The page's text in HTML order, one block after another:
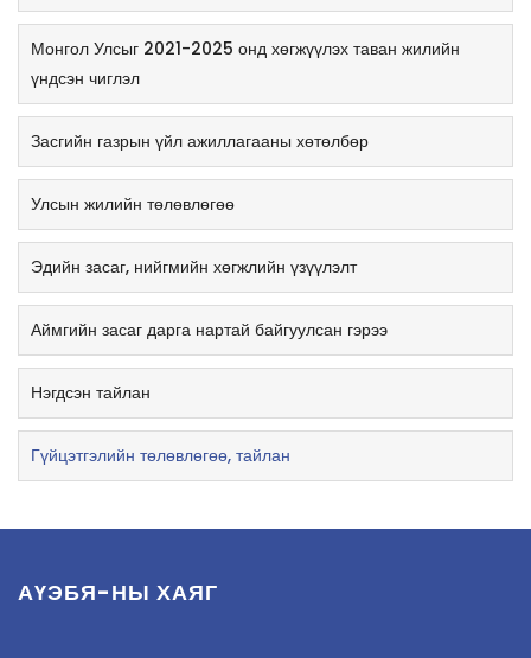
Монгол Улсыг 2021-2025 онд хөгжүүлэх таван жилийн
үндсэн чиглэл
Засгийн газрын үйл ажиллагааны хөтөлбөр
Улсын жилийн төлөвлөгөө
Эдийн засаг, нийгмийн хөгжлийн үзүүлэлт
Аймгийн засаг дарга нартай байгуулсан гэрээ
Нэгдсэн тайлан
Гүйцэтгэлийн төлөвлөгөө, тайлан
АҮЭБЯ-НЫ ХАЯГ